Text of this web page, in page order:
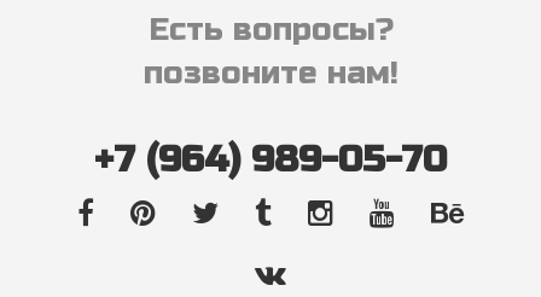
Есть вопросы?
позвоните нам!
+7 (964) 989-05-70